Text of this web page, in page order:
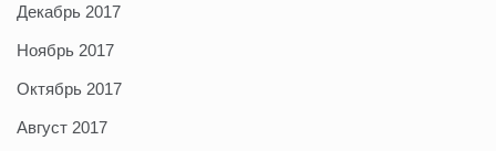
Декабрь 2017
Ноябрь 2017
Октябрь 2017
Август 2017